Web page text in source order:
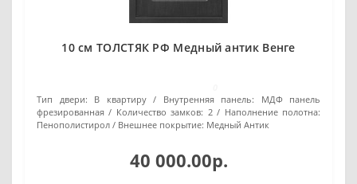
10 см ТОЛСТЯК РФ Медный антик Венге
Тип двери:
В квартиру Внутренняя панель:
МДФ панель
фрезированная
Количество замков: 2
Наполнение полотна:
Пенополистирол
Внешнее покрытие: Медный Антик
40 000.00р.